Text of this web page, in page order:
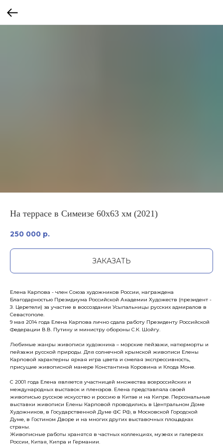
На террасе в Симеизе 60х63 хм (2021)
250 000 р.
ЗАКАЗАТЬ
Елена Карпова - член Союза художников России, награждена
Благодарностью Президиума Российской Академии Художеств (президент -
З. Церетели) за участие в воссоздании Усыпальницы русских адмиралов в
Севастополе.
9 мая 2014 года Елена Карпова лично сдала работу Президенту Российской
Федерации В.В. Путину и министру обороны С.К. Шойгу.
Любимые жанры живописи художника – морские пейзажи, натюрморты и
пейзажи русской природы. Для солнечной крымской живописи Елены
Карповой характерны яркая игра цвета и смелая экспрессивность,
присущие живописной манере Константина Коровина и Клода Моне.
С 2001 года Елена является участницей множества всероссийских и
международных выставок и пленэров. Елена представляла своей
живописью русское искусство и россию в Китае и на Кипре. Персональные
выставки живописи Елены Карповой проводились в Центральном Доме
Художников, в Государственной Думе ФС РФ, в Московской Городской
Думе, в Гостином Дворе и на многих других выставочных площадках
страны.
Живописные работы хранятся в частных коллекциях, музеях и галереях
России, Китая, Кипра и Германии.